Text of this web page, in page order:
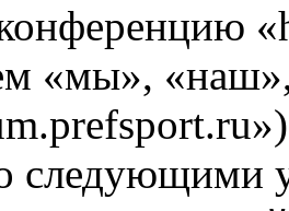
«мы»,
следующими